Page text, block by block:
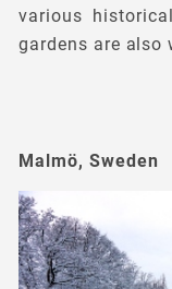
various
gardens are also
Malmö, Sweden